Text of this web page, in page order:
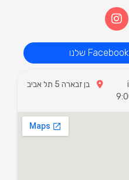
בן זבארה 5 תל אביב